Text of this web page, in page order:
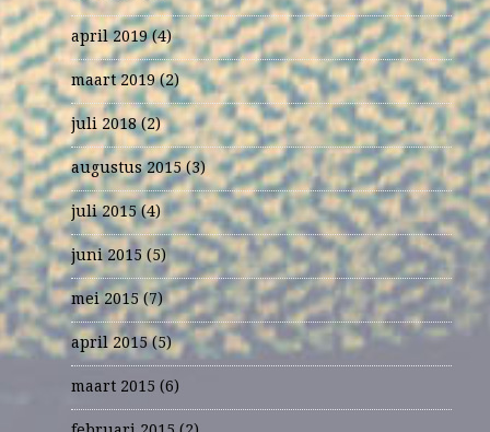
april 2019(4)
maart 2019(2)
juli 2018(2)
augustus 2015(3)
juli 2015(4)
juni 2015 (5)
mei 2015(7)
april 2015(5)
maart 2015 (6)